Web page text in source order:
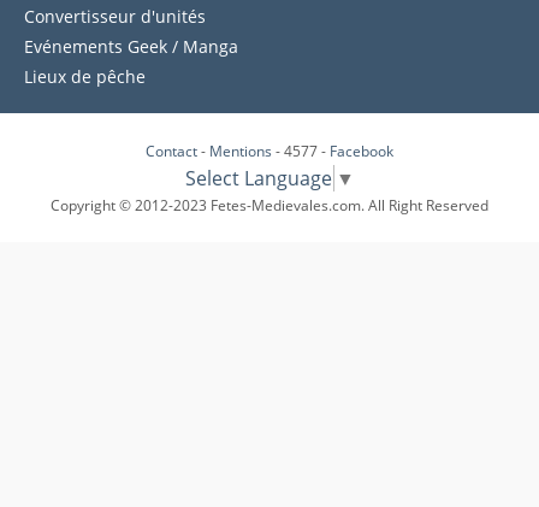
Convertisseur d'unités
Evénements Geek / Manga
Lieux de pêche
Contact- Mentions - 4577 - Facebook
Select Language ▼
Copyright © 2012-2023 Fetes-Medievales.com. All Right Reserved